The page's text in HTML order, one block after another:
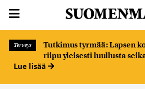
Terveys
Tutkimus tyrmää: Lapsen
riipu yleisesti luullusta
Lue lisää